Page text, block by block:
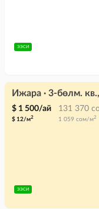
ЭЭСИ
Ижара · 3-бөлм.
$ 1 500/ай 131 370
$ 12/м2 1 059 сом/м2
ЭЭСИ